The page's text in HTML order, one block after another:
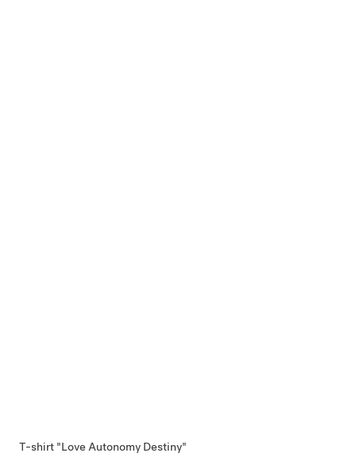
T-shirt "Love Autonomy Destiny"